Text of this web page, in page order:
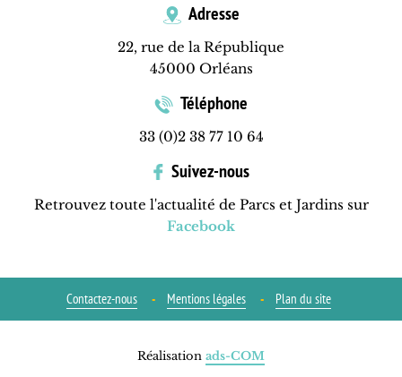
Adresse
22, rue de la République
45000 Orléans
Téléphone
33 (0)2 38 77 10 64
Suivez-nous
Retrouvez toute l'actualité de Parcs et Jardins sur
Facebook
Contactez-nous Mentions légales Plan du site
Réalisation ads-COM